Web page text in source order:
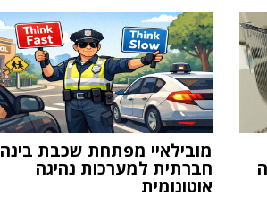
מובילאיי מפתחת שכבת בינה
חברתית למערכות נהיגה
אוטונומית